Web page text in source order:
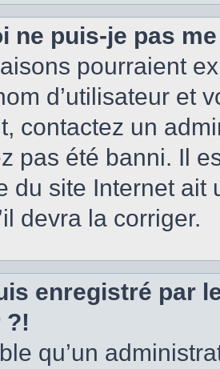
ne puis-je pas
pourraient
d’utilisateur et
contactez un
pas été banni. Il
du site Internet
devra la corriger.
enregistré par
?!
qu’un